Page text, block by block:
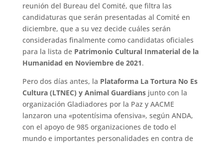
reunión del Bureau del Comité, que filtra las
candidaturas que serán presentadas al Comité en
diciembre, que a su vez decide cuáles serán
consideradas finalmente como candidatas oficiales
para la lista de Patrimonio Cultural Inmaterial de la
Humanidad en Noviembre de 2021.
Pero dos días antes, la Plataforma La Tortura No Es
Cultura (LTNEC) y Animal Guardiansjunto con la
organización Gladiadores por la Paz y AACME
lanzaron una «potentísima ofensiva», según ANDA,
con el apoyo de 985 organizaciones de todo el
mundo e importantes personalidades en contra de